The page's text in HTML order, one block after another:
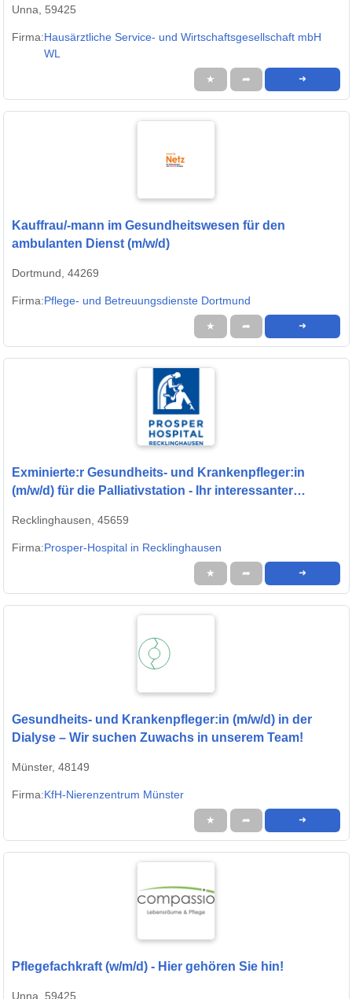
Unna, 59425
Firma:Hausärztliche Service- und Wirtschaftsgesellschaft mbH
WL
★ ➦ ➜
Kauffrau/-mann im Gesundheitswesen für den
ambulanten Dienst (m/w/d)
Dortmund, 44269
Firma:Pflege- und Betreuungsdienste Dortmund
★ ➦ ➜
Exminierte:r Gesundheits- und Krankenpfleger:in
(m/w/d) für die Palliativstation - Ihr interessanter
Recklinghausen, 45659
Firma:Prosper-Hospital in Recklinghausen
★ ➦ ➜
Gesundheits- und Krankenpfleger:in (m/w/d) in der
Dialyse – Wir suchen Zuwachs in unserem Team!
Münster, 48149
Firma:KfH-Nierenzentrum Münster
★ ➦ ➜
Pflegefachkraft (w/m/d) - Hier gehören Sie hin!
Unna, 59425